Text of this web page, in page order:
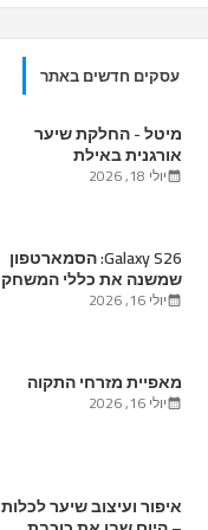
עסקים חדשים באתר
מיטל - החלקת שיער
אורגנית באילת
יולי 18, 2026
Galaxy S26: הסמארטפון
שמשנה את כללי המשחק
– למה כדאי לכם לשדרג
יולי 16, 2026
מאפיית מזרחי התקוה
יולי 16, 2026
איפור ועיצוב שיער לכלות